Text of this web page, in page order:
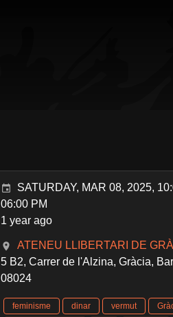
SATURDAY, MAR 08, 2025,
06:00 PM
1 year ago
ATENEU LLIBERTARI DE
5 B2, Carrer de l'Alzina, Gràcia,
08024
feminisme dinar vermut